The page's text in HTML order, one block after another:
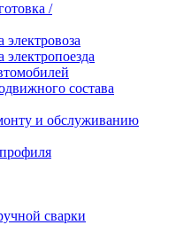
/
состава
и обслуживанию
сварки